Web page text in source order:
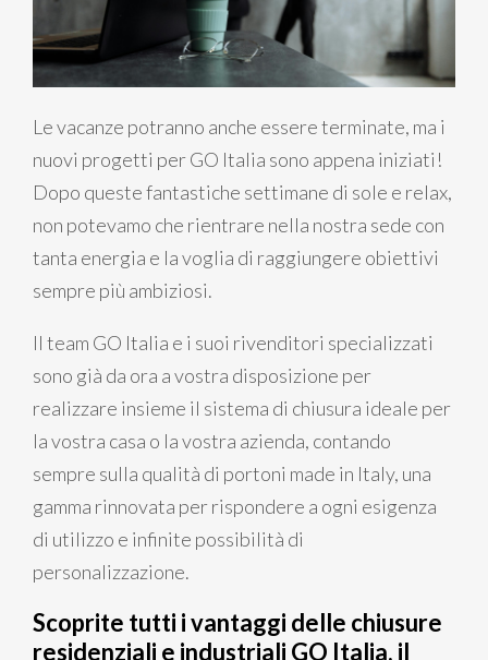
Le vacanze potranno anche essere terminate, ma i
nuovi progetti per GO Italia sono appena iniziati!
Dopo queste fantastiche settimane di sole e relax,
non potevamo che rientrare nella nostra sede con
tanta energia e la voglia di raggiungere obiettivi
sempre più ambiziosi.
Il team GO Italia e i suoi rivenditori specializzati
sono già da ora a vostra disposizione per
realizzare insieme il sistema di chiusura ideale per
la vostra casa o la vostra azienda, contando
sempre sulla qualità di portoni made in Italy, una
gamma rinnovata per rispondere a ogni esigenza
di utilizzo e infinite possibilità di
personalizzazione.
Scoprite tutti i vantaggi delle chiusure
residenziali e industriali GO Italia, il